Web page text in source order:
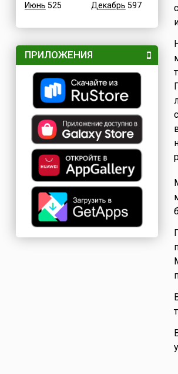
Июнь 525
Декабрь 597
ПРИЛОЖЕНИЯ